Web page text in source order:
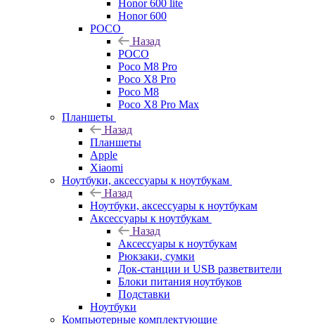
Honor 600 lite
Honor 600
POCO
Назад
POCO
Poco M8 Pro
Poco X8 Pro
Poco M8
Poco X8 Pro Max
Планшеты
Назад
Планшеты
Apple
Xiaomi
Ноутбуки, аксессуары к ноутбукам
Назад
Ноутбуки, аксессуары к ноутбукам
Аксессуары к ноутбукам
Назад
Аксессуары к ноутбукам
Рюкзаки, сумки
Док-станции и USB разветвители
Блоки питания ноутбуков
Подставки
Ноутбуки
Компьютерные комплектующие